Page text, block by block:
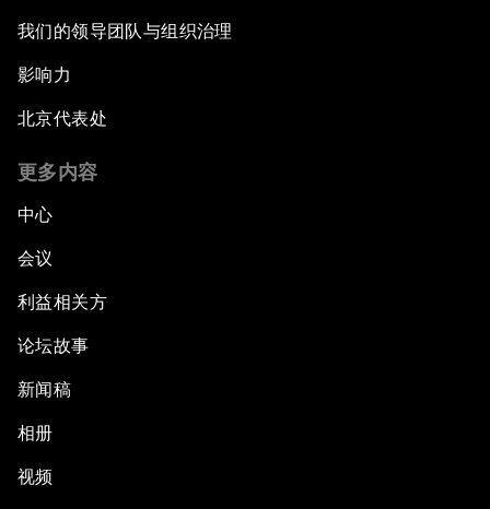
我们的领导团队与组织治理
影响力
北京代表处
更多内容
中心
会议
利益相关方
论坛故事
新闻稿
相册
视频